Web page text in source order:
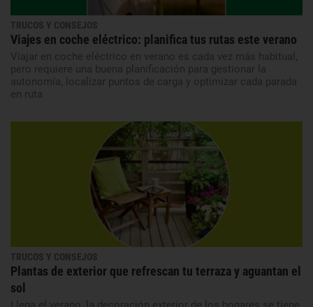
TRUCOS Y CONSEJOS
Viajes en coche eléctrico: planifica tus rutas este verano
Viajar en coche eléctrico en verano es cada vez más habitual,
pero requiere una buena planificación para gestionar la
autonomía, localizar puntos de carga y optimizar cada parada
en ruta
TRUCOS Y CONSEJOS
Plantas de exterior que refrescan tu terraza y aguantan el
sol